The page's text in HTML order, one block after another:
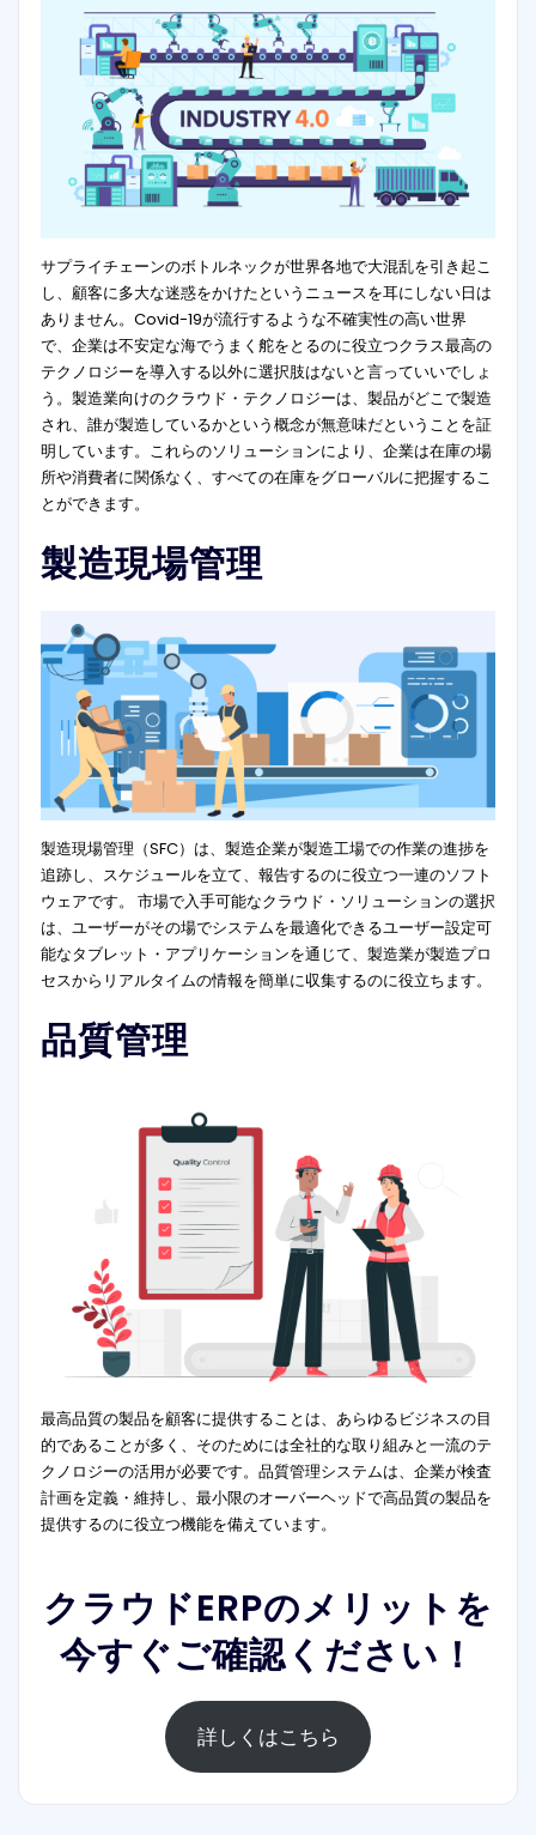
サプライチェーンのボトルネックが世界各地で大混乱を引き起こ
し、顧客に多大な迷惑をかけたというニュースを耳にしない日は
ありません。Covid-19が流行するような不確実性の高い世界
で、企業は不安定な海でうまく舵をとるのに役立つクラス最高の
テクノロジーを導入する以外に選択肢はないと言っていいでしょ
う。製造業向けのクラウド・テクノロジーは、製品がどこで製造
され、誰が製造しているかという概念が無意味だということを証
明しています。これらのソリューションにより、企業は在庫の場
所や消費者に関係なく、すべての在庫をグローバルに把握するこ
とができます。
製造現場管理
製造現場管理（SFC）は、製造企業が製造工場での作業の進捗を
追跡し、スケジュールを立て、報告するのに役立つ一連のソフト
ウェアです。 市場で入手可能なクラウド・ソリューションの選択
は、ユーザーがその場でシステムを最適化できるユーザー設定可
能なタブレット・アプリケーションを通じて、製造業が製造プロ
セスからリアルタイムの情報を簡単に収集するのに役立ちます。
品質管理
最高品質の製品を顧客に提供することは、あらゆるビジネスの目
的であることが多く、そのためには全社的な取り組みと一流のテ
クノロジーの活用が必要です。品質管理システムは、企業が検査
計画を定義・維持し、最小限のオーバーヘッドで高品質の製品を
提供するのに役立つ機能を備えています。
クラウドERPのメリットを
今すぐご確認ください！
詳しくはこちら